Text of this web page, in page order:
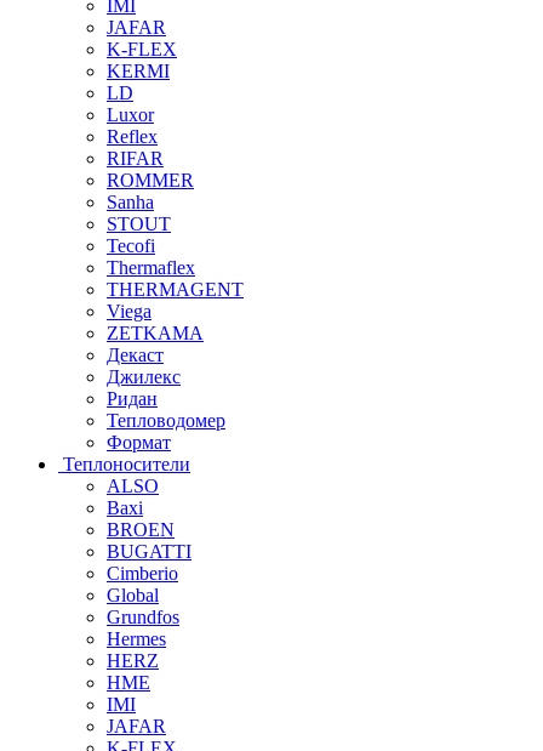
IMI
JAFAR
K-FLEX
KERMI
LD
Luxor
Reflex
RIFAR
ROMMER
Sanha
STOUT
Tecofi
Thermaflex
THERMAGENT
Viega
ZETKAMA
Декаст
Джилекс
Ридан
Тепловодомер
Формат
Теплоносители
ALSO
Baxi
BROEN
BUGATTI
Cimberio
Global
Grundfos
Hermes
HERZ
HME
IMI
JAFAR